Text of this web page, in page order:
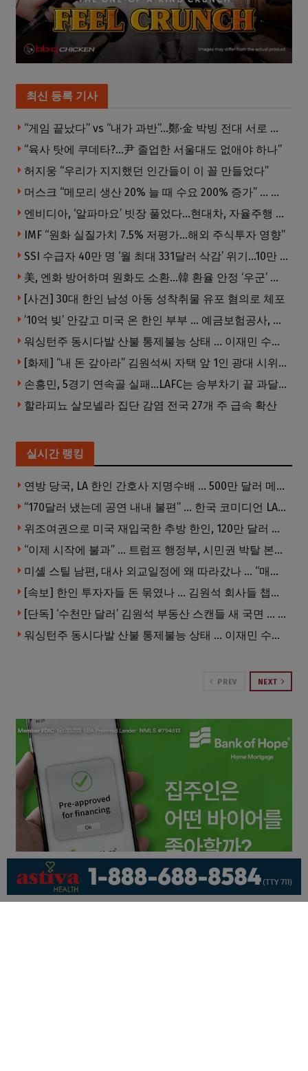
최신 등록 기사
“게임 끝났다” vs “내가 과반”…鄭·金 박빙 전대 서로 우위 주장
“육사 탓에 쿠데타?…尹 졸업한 서울대도 없애야 하나”
허지웅 “우리가 지지했던 인간들이 이 꼴 만들었다”
머스크 “메모리 생산 20% 늘 때 수요 200% 증가” … 반도체 매출 1조달러 눈 앞
엔비디아, ‘알파마요’ 빗장 풀었다…현대차, 자율주행 속도내나
IMF “원화 실질가치 7.5% 저평가…해외 주식투자 영향”
SSI 수급자 40만 명 ‘월 최대 331달러 삭감’ 위기…10만 명은 수급자격 상실
美, 엔화 방어하며 원화도 소환…韓 환율 안정 ‘우군’ 되나
[사건] 30대 한인 남성 아동 성착취물 유포 혐의로 체포
’10억 빚’ 안갚고 미국 온 한인 부부 … 예금보험공사, 미국서 소송
워싱턴주 동시다발 산불 통제불능 상태 … 이재민 수십만명
[화제] “내 돈 갚아라” 김원석씨 자택 앞 1인 광대 시위 … 한인 투자사, “108만 달러 못받아”
손흥민, 5경기 연속골 실패…LAFC는 승부차기 끝 과달라하라 격파
할라피뇨 살모넬라 집단 감염 전국 27개 주 급속 확산
실시간 랭킹
연방 당국, LA 한인 간호사 지명수배 … 500만 달러 메디캐어 사기, 선고 직전 한국 도주
“170달러 냈는데 공연 내내 불편” … 한국 코미디언 LA공연, 음향 불량에 외모 비하 개그 논란
위조여권으로 미국 재입국한 추방 한인, 120만 달러 은행 사기 행각
“이제 시작에 불과” … 트럼프 행정부, 시민권 박탈 본격화
미셸 스틸 남편, 대사 외교일정에 왜 따라갔나 … “매우 이례적”
[속보] 한인 투자자들 돈 묶였나 … 김원석 회사들 챕터7 강제파산·자진파산 잇따라 신청
[단독] ‘수천만 달러’ 김원석 부동산 스캔들 새 국면 … 한인 투자자들 소송 잇따라 ‘디폴트’ 절차
워싱턴주 동시다발 산불 통제불능 상태 … 이재민 수십만명
PREV NEXT